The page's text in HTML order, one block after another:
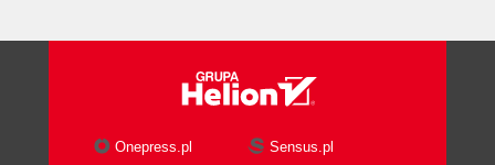
Accessors
Inheritance
Composition
Onepress.pl
Sensus.pl